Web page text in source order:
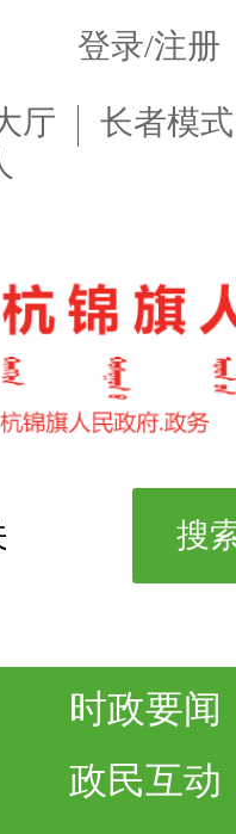
登录/注册
厅
长者模式
时政要闻
政民互动